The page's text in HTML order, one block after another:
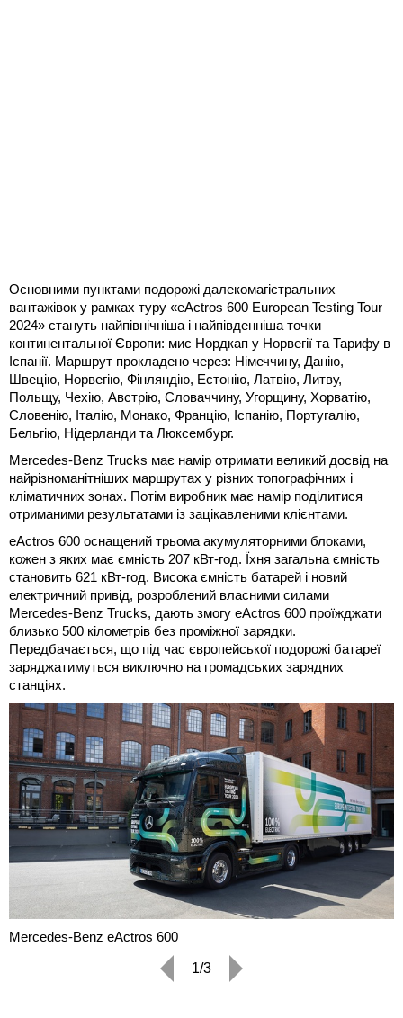
Основними пунктами подорожі далекомагістральних
вантажівок у рамках туру «eActros 600 European Testing Tour
2024» стануть найпівнічніша і найпівденніша точки
континентальної Європи: мис Нордкап у Норвегії та Тарифу в
Іспанії. Маршрут прокладено через: Німеччину, Данію,
Швецію, Норвегію, Фінляндію, Естонію, Латвію, Литву,
Польщу, Чехію, Австрію, Словаччину, Угорщину, Хорватію,
Словенію, Італію, Монако, Францію, Іспанію, Португалію,
Бельгію, Нідерланди та Люксембург.
Mercedes-Benz Trucks має намір отримати великий досвід на
найрізноманітніших маршрутах у різних топографічних і
кліматичних зонах. Потім виробник має намір поділитися
отриманими результатами із зацікавленими клієнтами.
eActros 600 оснащений трьома акумуляторними блоками,
кожен з яких має ємність 207 кВт-год. Їхня загальна ємність
становить 621 кВт-год. Висока ємність батарей і новий
електричний привід, розроблений власними силами
Mercedes-Benz Trucks, дають змогу eActros 600 проїжджати
близько 500 кілометрів без проміжної зарядки.
Передбачається, що під час європейської подорожі батареї
заряджатимуться виключно на громадських зарядних
станціях.
Mercedes-Benz eActros 600
1/3